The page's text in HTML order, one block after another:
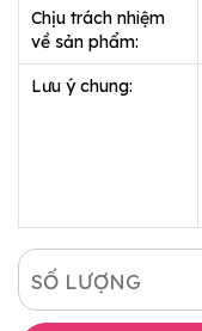
Chịu trách nhiệm
về sản phẩm:
Lưu ý chung:
SỐ LƯỢNG